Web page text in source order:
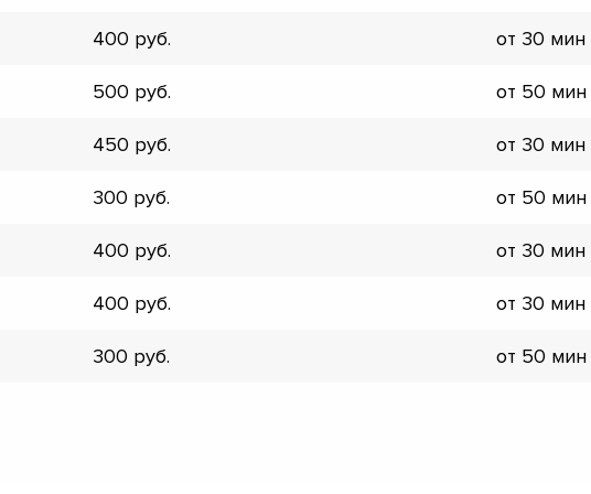
400 от 30 мин
500 от 50 мин
450 от 30 мин
300 от 50 мин
400 от 30 мин
400 от 30 мин
300 от 50 мин